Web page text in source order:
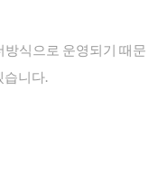
식으로 운영되기 때문
습니다.